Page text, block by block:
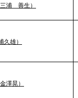
三浦 善生）
久雄）
金澤晃）